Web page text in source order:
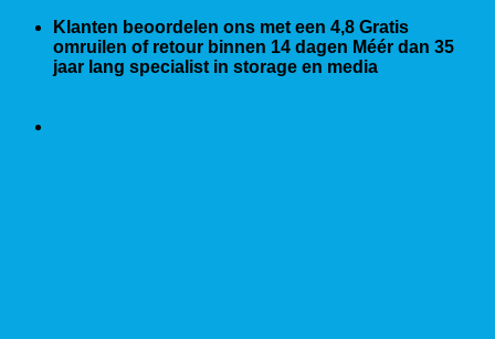
inhoud
Klanten beoordelen ons met een 4,8 Gratis
omruilen of retour binnen 14 dagen Méér dan 35
jaar lang specialist in storage en media